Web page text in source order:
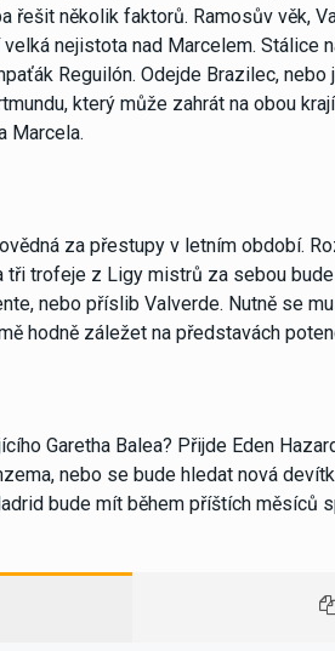
řešit několik faktorů. Ramosův věk,
nejistota nad Marcelem. Stálice
Reguilón. Odejde Brazilec,
který může zahrát na obou
Marcela.
za přestupy v letním období.
trofeje z Ligy mistrů za sebou
nebo příslib Valverde. Nutně se
hodně záležet na představách
Garetha Balea? Přijde Eden
nebo se bude hledat nová
bude mít během příštích měsíců